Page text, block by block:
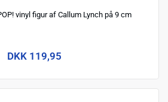
vinyl figur af Callum Lynch på 9 cm
DKK 119,95